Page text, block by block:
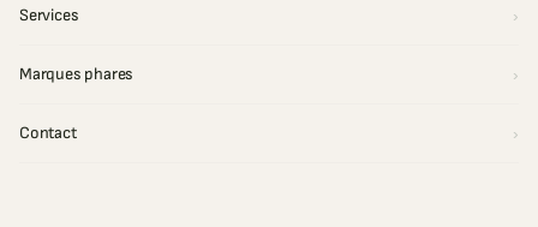
Services
Marques phares
Contact